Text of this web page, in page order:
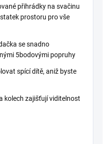
přihrádky na svačinu
prostoru pro vše
se snadno
5bodovými popruhy
spící dítě, aniž byste
kolech zajišťují viditelnost